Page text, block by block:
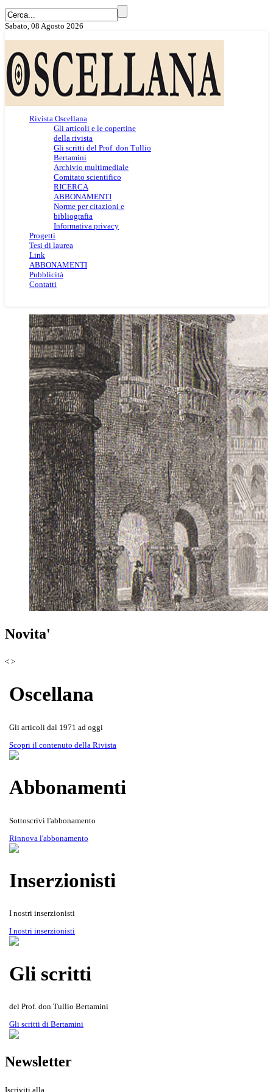
Sabato, 08 Agosto 2026
Rivista Oscellana
Gli articoli e le copertine
della rivista
Gli scritti del Prof. don Tullio
Bertamini
Archivio multimediale
Comitato scientifico
RICERCA
ABBONAMENTI
Norme per citazioni e
bibliografia
Informativa privacy
Progetti
Tesi di laurea
Link
ABBONAMENTI
Pubblicità
Contatti
Rivista Oscellana
Scoprila attraverso le copertine
della Rivista
Rivista Oscellana
Gli scritti del Prof. don Tullio
Read more
Novita'
< >
Oscellana
Gli articoli dal 1971 ad oggi
Scopri il contenuto della Rivista
Abbonamenti
Sottoscrivi l'abbonamento
Rinnova l'abbonamento
Inserzionisti
I nostri inserzionisti
I nostri inserzionisti
Gli scritti
del Prof. don Tullio Bertamini
Gli scritti di Bertamini
Newsletter
Iscriviti alla